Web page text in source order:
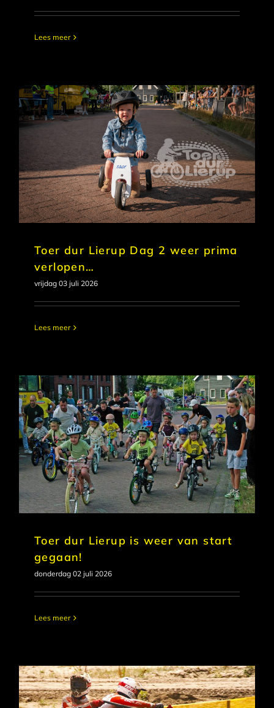
Lees meer
Toer dur Lierup Dag 2 weer prima
verlopen…
vrijdag 03 juli 2026
Lees meer
Toer dur Lierup is weer van start
gegaan!
donderdag 02 juli 2026
Lees meer